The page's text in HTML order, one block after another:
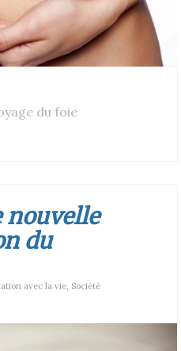
du foie
nouvelle
du
avec la vie, Société